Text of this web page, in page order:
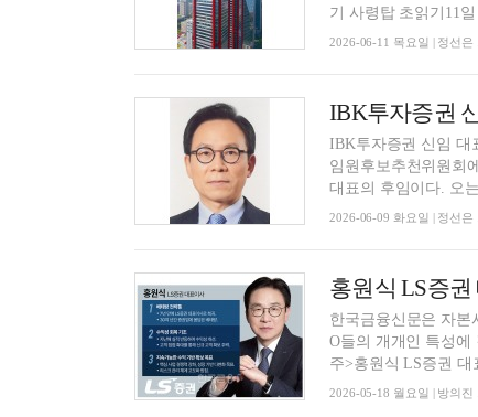
기 사령탑 초읽기11
2026-06-11 목요일 | 정선은
IBK투자증권
IBK투자증권 신임 대표이사로 최광
임원후보추천위원회
대표의 후임이다. 오
2026-06-09 화요일 | 정선은
한국금융신문은 자본
O들의 개개인 특성에
주>홍원식 LS증권 대
2026-05-18 월요일 | 방의진